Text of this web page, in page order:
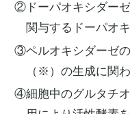
②ドーパオキシダー
関与するドーパオ
③ペルオキシダーゼ
（※）の生成に関
④細胞中のグルタチ